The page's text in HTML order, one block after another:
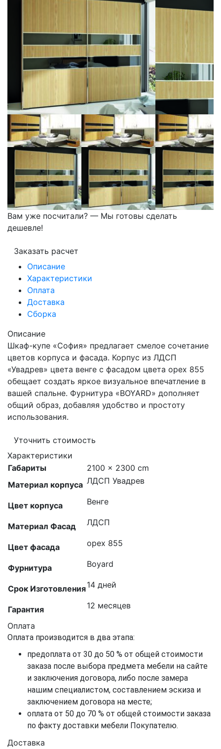
Вам уже посчитали? — Мы готовы сделать
дешевле!
Заказать расчет
Описание
Характеристики
Оплата
Доставка
Сборка
Описание
Шкаф-купе «София» предлагает смелое сочетание
цветов корпуса и фасада. Корпус из ЛДСП
«Увадрев» цвета венге с фасадом цвета орех 855
обещает создать яркое визуальное впечатление в
вашей спальне. Фурнитура «BOYARD» дополняет
общий образ, добавляя удобство и простоту
использования.
Уточнить стоимость
Характеристики
Габариты
2100 × 2300 cm
Материал корпуса ЛДСП Увадрев
Цвет корпуса Венге
Материал Фасад ЛДСП
Цвет фасада орех 855
Фурнитура Boyard
Срок Изготовления14 дней
Гарантия 12 месяцев
Оплата
Оплата производится в два этапа:
предоплата от 30 до 50 % от общей стоимости
заказа после выбора предмета мебели на сайте
и заключения договора, либо после замера
нашим специалистом, составлением эскиза и
заключением договора на месте;
оплата от 50 до 70 % от общей стоимости заказа
по факту доставки мебели Покупателю.
Доставка